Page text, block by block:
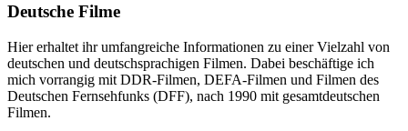
Deutsche Filme
Hier erhaltet ihr umfangreiche Informationen zu einer Vielzahl von
deutschen und deutschsprachigen Filmen. Dabei beschäftige ich
mich vorrangig mit DDR-Filmen, DEFA-Filmen und Filmen des
Deutschen Fernsehfunks (DFF), nach 1990 mit gesamtdeutschen
Filmen.